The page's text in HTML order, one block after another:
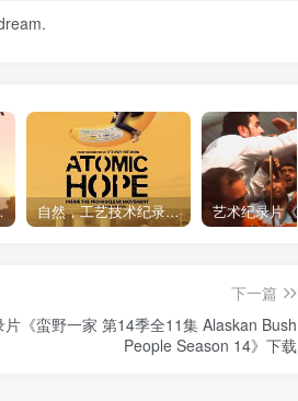
》下载 自然，工艺技术纪录片《原子能的希望 Atomic Hope – Inside the Pro-Nuclear Movement》下载
下一篇
《蛮野一家 第14季全11集 Alaskan Bush
People Season 14》下载